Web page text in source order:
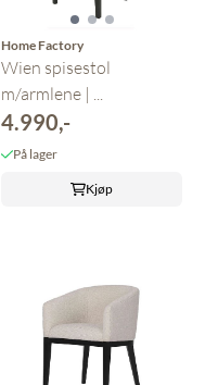
Home Factory
Wien spisestol
m/armlene | ...
4.990,-
På lager
Kjøp